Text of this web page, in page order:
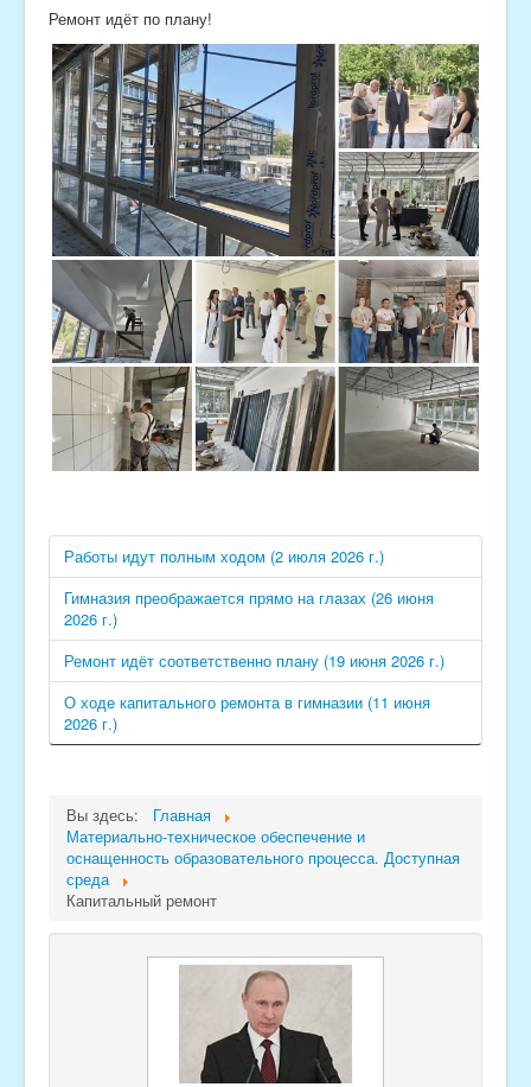
Ремонт идёт по плану!
Работы идут полным ходом (2 июля 2026 г.)
Гимназия преображается прямо на глазах (26 июня
2026 г.)
Ремонт идёт соответственно плану (19 июня 2026 г.)
О ходе капитального ремонта в гимназии (11 июня
2026 г.)
Вы здесь:
Главная
Материально-техническое обеспечение и
оснащенность образовательного процесса. Доступная
среда
Капитальный ремонт